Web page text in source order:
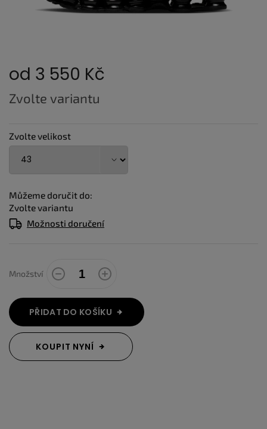
od 3 550 Kč
Měrná
cena:
Zvolte variantu
Zvolte velikost
Můžeme doručit do:
Zvolte variantu
Možnosti doručení
Množství
PŘIDAT DO KOŠÍKU
KOUPIT NYNÍ